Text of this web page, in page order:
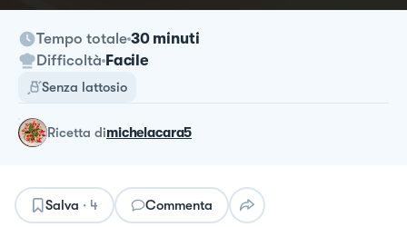
Tempo totale 30 minuti
Difficoltà Facile
Senza lattosio
ricetta dimichelacara5
Salva · 4 Commenta